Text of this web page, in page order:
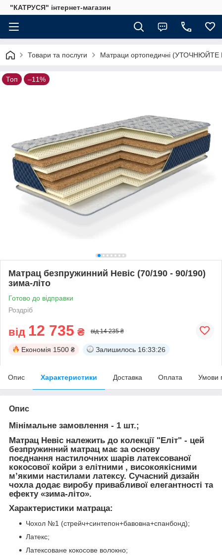
"КАТРУСЯ" інтернет-магазин
Товари та послуги Матраци ортопедичні
Топ –11%
Матрац безпружинний Невіс (70/190 - 90/190)
зима-літо
Готово до відправки
Роздріб
від 12 735 ₴ від 14 235 ₴
Економія 1500 ₴ Залишилось 16:33:26
Опис Характеристики Доставка Оплата Умови
Опис
Мінімальне замовлення - 1 шт.;
Матрац Невіс належить до колекції "Еліт" - цей
безпружинний матрац має за основу
поєднання настилочних шарів латексованої
кокосової койри з елітними , високоякісними
м’якими настилами латексу. Сучасний дизайн
чохла додає виробу привабливої елегантності та
ефекту «зима-літо».
Характеристики матраца:
Чохол №1 (стрейч+синтепон+бавовна+спанбонд);
Латекс;
Латексоване кокосове волокно;